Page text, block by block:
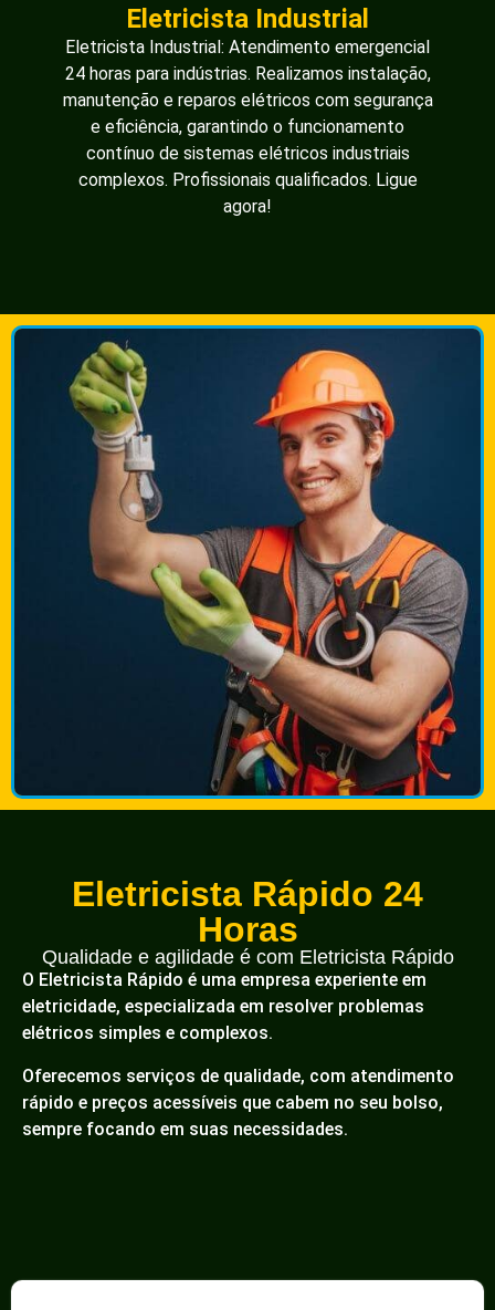
Eletricista Industrial
Eletricista Industrial: Atendimento emergencial
24 horas para indústrias. Realizamos instalação,
manutenção e reparos elétricos com segurança
e eficiência, garantindo o funcionamento
contínuo de sistemas elétricos industriais
complexos. Profissionais qualificados. Ligue
agora!
Eletricista Rápido 24
Horas
Qualidade e agilidade é com Eletricista Rápido
O Eletricista Rápido é uma empresa experiente em
eletricidade, especializada em resolver problemas
elétricos simples e complexos.
Oferecemos serviços de qualidade, com atendimento
rápido e preços acessíveis que cabem no seu bolso,
sempre focando em suas necessidades.